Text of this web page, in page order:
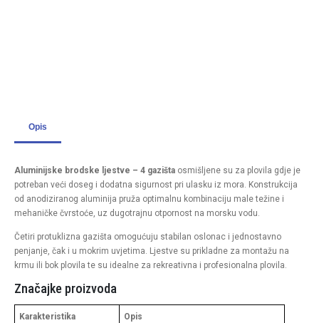
Opis
Aluminijske brodske ljestve – 4 gazišta osmišljene su za plovila gdje je
potreban veći doseg i dodatna sigurnost pri ulasku iz mora. Konstrukcija
od anodiziranog aluminija pruža optimalnu kombinaciju male težine i
mehaničke čvrstoće, uz dugotrajnu otpornost na morsku vodu.
Četiri protuklizna gazišta omogućuju stabilan oslonac i jednostavno
penjanje, čak i u mokrim uvjetima. Ljestve su prikladne za montažu na
krmu ili bok plovila te su idealne za rekreativna i profesionalna plovila.
Značajke proizvoda
Karakteristika Opis